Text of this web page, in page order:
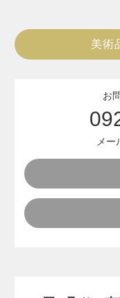
美術
お
メー